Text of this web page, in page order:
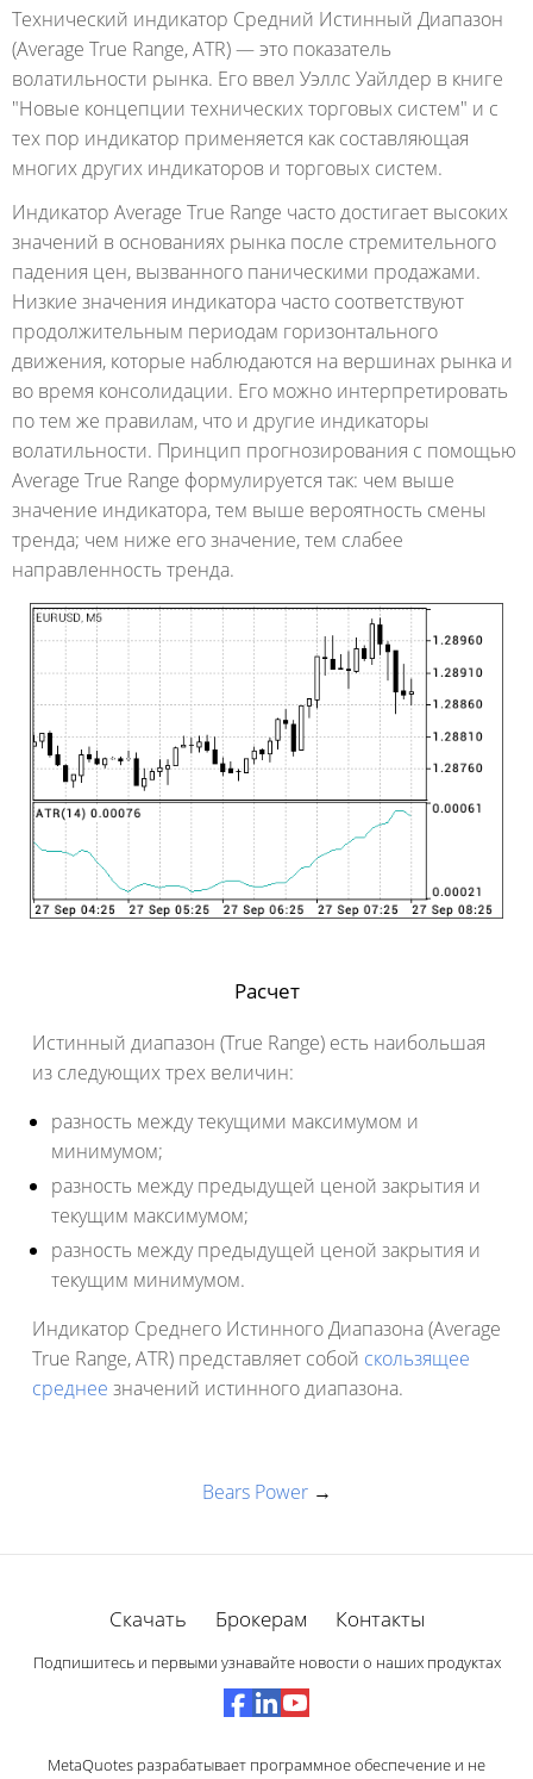
Технический индикатор Средний Истинный Диапазон
(Average True Range, ATR) — это показатель
волатильности рынка. Его ввел Уэллс Уайлдер в книге
"Новые концепции технических торговых систем" и с
тех пор индикатор применяется как составляющая
многих других индикаторов и торговых систем.
Индикатор Average True Range часто достигает высоких
значений в основаниях рынка после стремительного
падения цен, вызванного паническими продажами.
Низкие значения индикатора часто соответствуют
продолжительным периодам горизонтального
движения, которые наблюдаются на вершинах рынка и
во время консолидации. Его можно интерпретировать
по тем же правилам, что и другие индикаторы
волатильности. Принцип прогнозирования с помощью
Average True Range формулируется так: чем выше
значение индикатора, тем выше вероятность смены
тренда; чем ниже его значение, тем слабее
направленность тренда.
Расчет
Истинный диапазон (True Range) есть наибольшая
из следующих трех величин:
разность между текущими максимумом и
минимумом;
разность между предыдущей ценой закрытия и
текущим максимумом;
разность между предыдущей ценой закрытия и
текущим минимумом.
Индикатор Среднего Истинного Диапазона (Average
True Range, ATR) представляет собой скользящее
среднее значений истинного диапазона.
Bears Power →
Скачать Брокерам Контакты
Подпишитесь и первыми узнавайте новости о наших продуктах
MetaQuotes разрабатывает программное обеспечение и не